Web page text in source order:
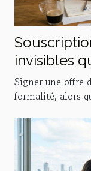
invisibles
sous-
Signer une offre
formalité, alors